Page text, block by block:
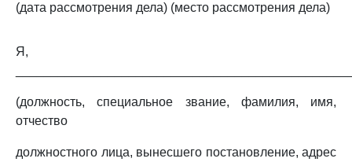
(дата рассмотрения дела) (место рассмотрения дела)
Я,
(должность, специальное звание, фамилия, имя,
отчество
должностного лица, вынесшего постановление, адрес